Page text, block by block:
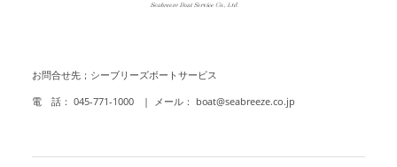
お問合せ先； シーブリーズボートサービス
電 話： 045-771-1000 | メール： boat@seabreeze.co.jp